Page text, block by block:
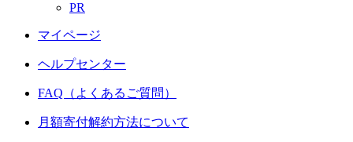
PR
マイページ
ヘルプセンター
FAQ（よくあるご質問）
月額寄付解約方法について